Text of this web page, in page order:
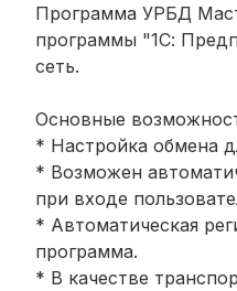
Программа УРБД
программы "1С:
сеть.
Основные
* Настройка обмена
* Возможен
при входе
* Автоматическая
программа.
* В качестве